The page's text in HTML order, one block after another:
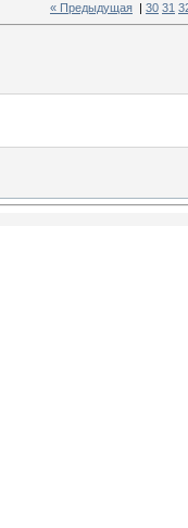
« Предыдущая 30 31